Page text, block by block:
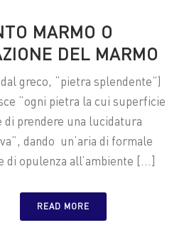
MARMO O
DEL MARMO
greco, “pietra splendente”)
“ogni pietra la cui superficie
di prendere una lucidatura
dando un’aria di formale
di opulenza all’ambiente [...]
READ MORE